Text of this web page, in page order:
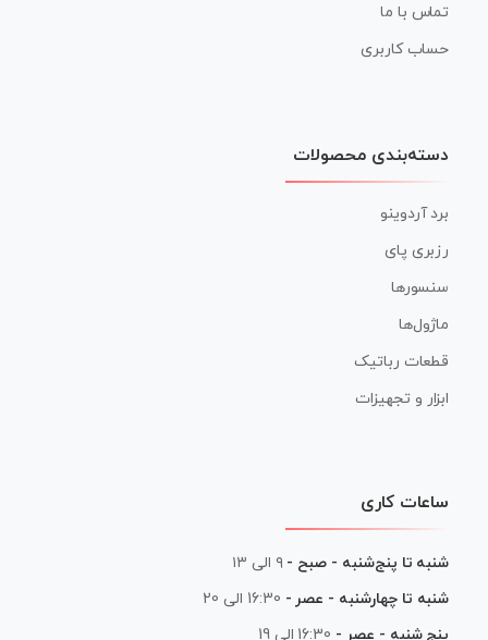
تماس با ما
حساب کاربری
دسته‌بندی محصولات
برد آردوینو
رزبری پای
سنسورها
ماژول‌ها
قطعات رباتیک
ابزار و تجهیزات
ساعات کاری
شنبه تا پنج‌شنبه - صبح - ۹ الی ۱۳
شنبه تا چهارشنبه - عصر - 16:30 الی 20
پنج شنبه - عصر - 16:30 الی 19